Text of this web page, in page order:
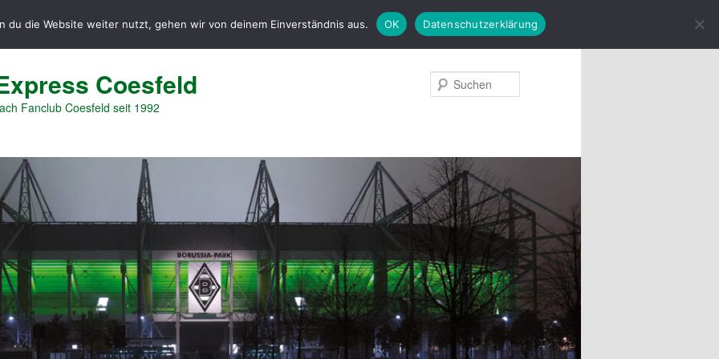
Coesfeld
Fanclub Coesfeld seit 1992
du die Website weiter nutzt, gehen wir von deinem Einverständnis aus. OK Datenschutzerklärung